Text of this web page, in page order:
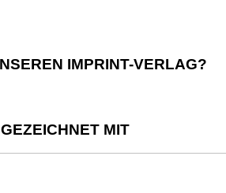
IMPRINT-VERLAG?
MIT